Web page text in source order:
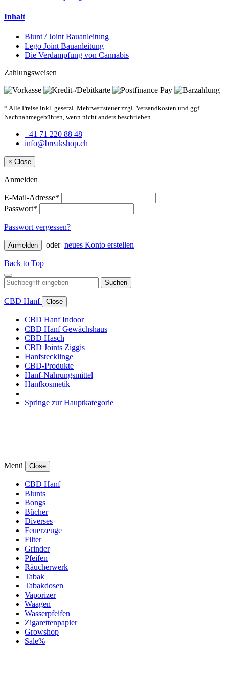
Inhalt
Blunt / Joint Bauanleitung
Lego Joint Bauanleitung
Die Verdampfung von Cannabis
Zahlungsweisen
* Alle Preise inkl. gesetzl. Mehrwertsteuer zzgl. Versandkosten und ggf.
Nachnahmegebühren, wenn nicht anders beschrieben
+41 71 220 88 48
info@breakshop.ch
× Close
Anmelden
E-Mail-Adresse*
Passwort*
Passwort vergessen?
Anmelden oder neues Konto erstellen
Back to Top
Suchen
CBD Hanf Close
CBD Hanf Indoor
CBD Hanf Gewächshaus
CBD Hasch
CBD Joints Ziggis
Hanfstecklinge
CBD-Produkte
Hanf-Nahrungsmittel
Hanfkosmetik
Springe zur Hauptkategorie
Menü Close
CBD Hanf
Blunts
Bongs
Bücher
Diverses
Feuerzeuge
Filter
Grinder
Pfeifen
Räucherwerk
Tabak
Tabakdosen
Vaporizer
Waagen
Wasserpfeifen
Zigarettenpapier
Growshop
Sale%